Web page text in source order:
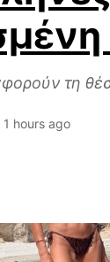
τη
1 hours ago